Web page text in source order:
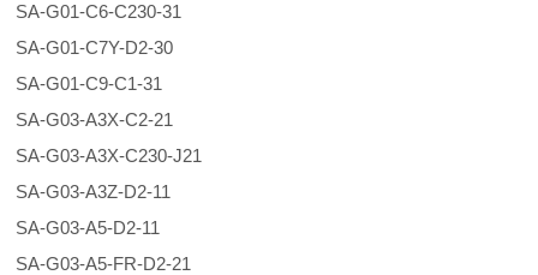
SA-G01-C6-C230-31
SA-G01-C7Y-D2-30
SA-G01-C9-C1-31
SA-G03-A3X-C2-21
SA-G03-A3X-C230-J21
SA-G03-A3Z-D2-11
SA-G03-A5-D2-11
SA-G03-A5-FR-D2-21